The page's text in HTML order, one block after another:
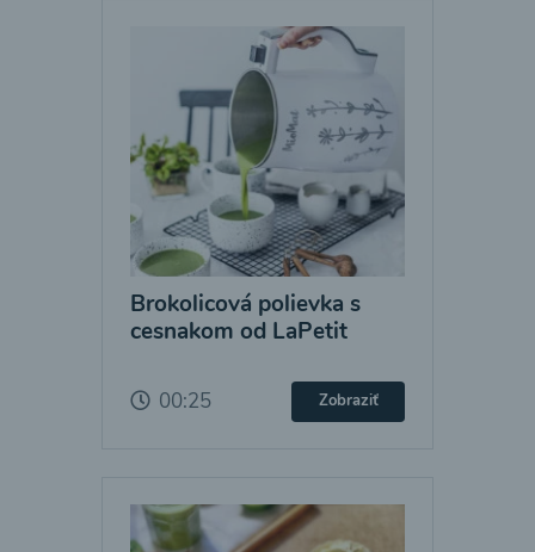
Brokolicová polievka s
cesnakom od LaPetit
00:25 Zobraziť